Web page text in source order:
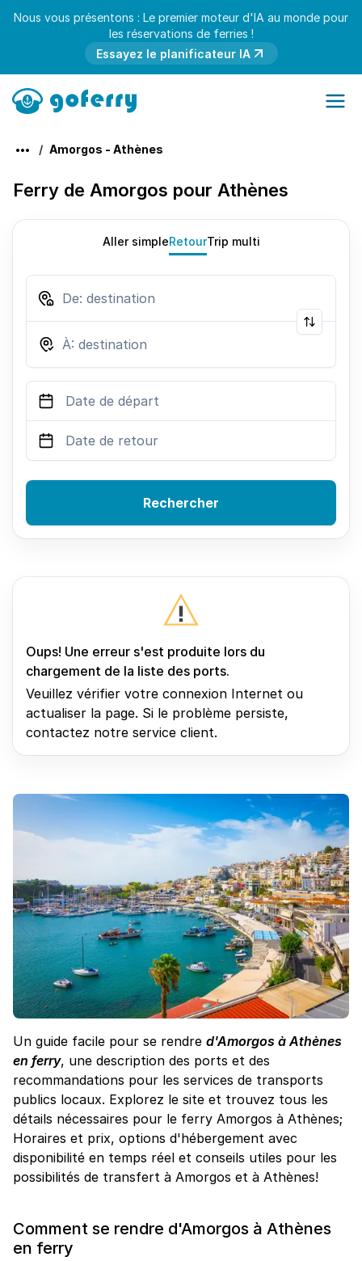
Nous vous présentons : Le premier moteur d'IA au monde pour
les réservations de ferries !
Essayez le planificateur IA
Amorgos - Athènes
Ferry de Amorgos pour Athènes
Un guide facile pour se rendre d'Amorgos à Athènes
en ferry, une description des ports et des
recommandations pour les services de transports
publics locaux. Explorez le site et trouvez tous les
détails nécessaires pour le ferry Amorgos à Athènes;
Horaires et prix, options d'hébergement avec
disponibilité en temps réel et conseils utiles pour les
possibilités de transfert à Amorgos et à Athènes!
Comment se rendre d'Amorgos à Athènes
en ferry
Aller simpleRetourTrip multi
Rechercher
Oups! Une erreur s'est produite lors du
chargement de la liste des ports.
Veuillez vérifier votre connexion Internet ou
actualiser la page. Si le problème persiste,
contactez notre service client.